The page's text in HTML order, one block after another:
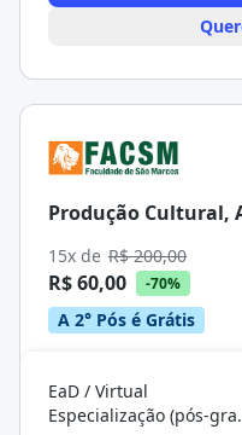
Produção Cultural,
15x de R$ 200,00
R$ 60,00 -70%
A 2° Pós é Grátis
EaD / Virtual